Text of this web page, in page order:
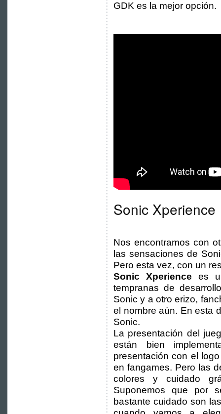
GDK es la mejor opción.
Sonic Xperience
Nos encontramos con
las sensaciones de
Pero esta vez, con un
Sonic Xperience es
tempranas de
Sonic y a otro erizo,
el nombre aún. En esta
Sonic.
La presentación del
están bien
presentación con el
en fangames. Pero las
colores y cuidado
Suponemos que por
bastante cuidado son